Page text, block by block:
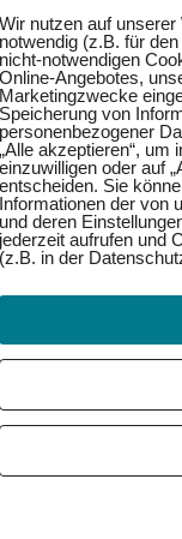
zu werden
lassen plus
von dir,
vieles wandeln.
können ist
inneren und äußeren
und sehr sehr viele
Wir nutzen auf
notwendig (z.B. für
nicht-notwendigen
Online-Angebotes,
Marketingzwecke
Speicherung von
personenbezogener
„Alle akzeptieren“, um
einzuwilligen oder auf
entscheiden. Sie
Informationen der von
und deren
jederzeit aufrufen und
(z.B. in der